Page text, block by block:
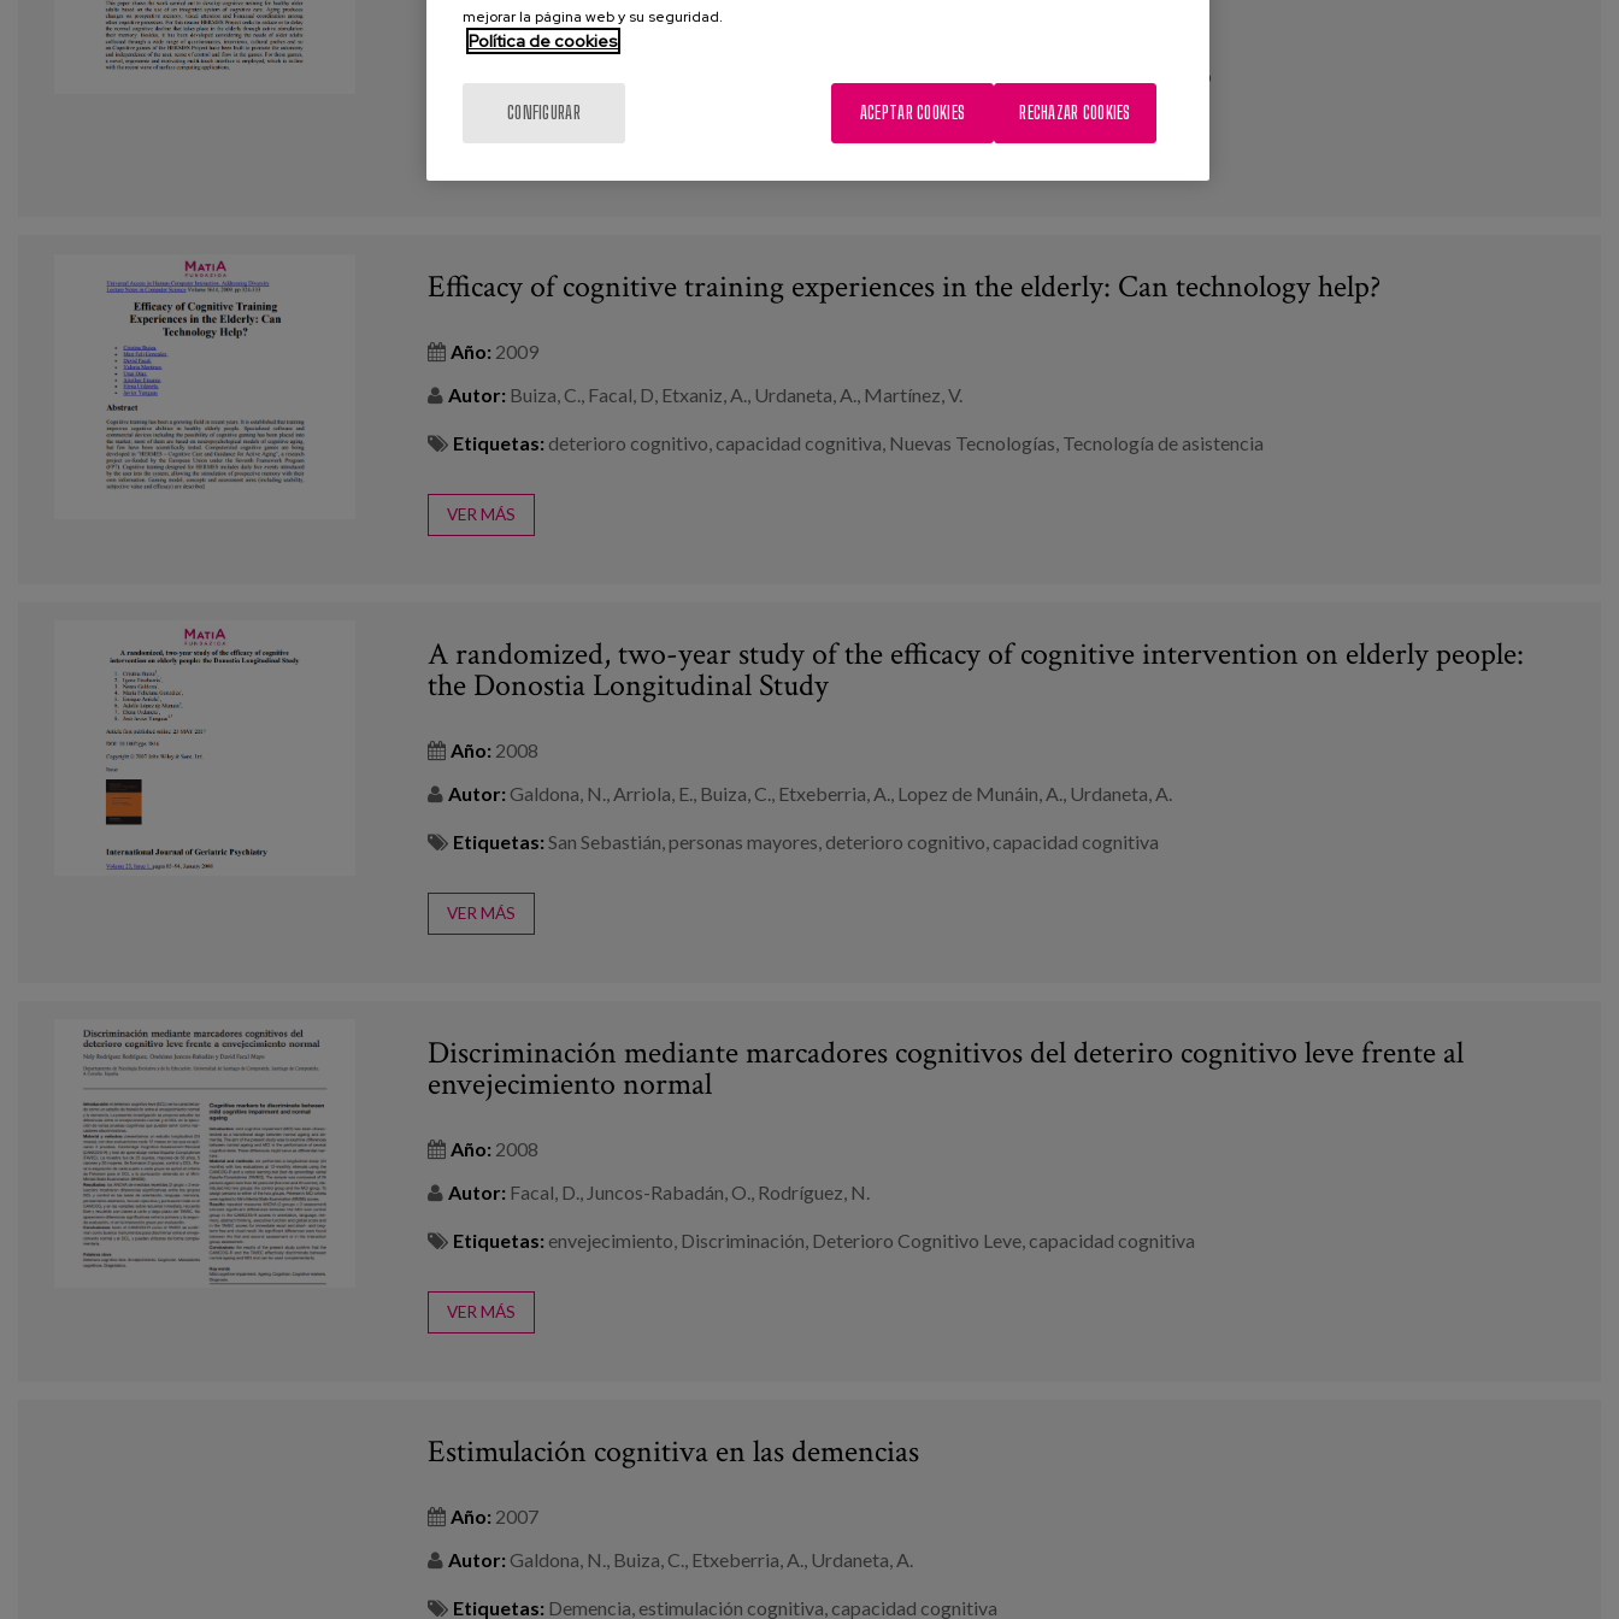
Autor:Buiza, C., Urdaneta, A., Facal D., Martínez, V., Talantzis, F., Petsatodis, T., Soldatos, J.
deterioro cognitivo
VER MÁS
Efficacy of cognitive training experiences in the elderly: Can technology help?
Año: 2009
Autor: Buiza, C., Facal, D, Etxaniz, A., Urdaneta, A., Martínez, V.
Etiquetas: deterioro cognitivo, capacidad cognitiva, Nuevas Tecnologías, Tecnología de asistencia
VER MÁS
A randomized, two-year study of the efficacy of cognitive intervention on elderly people:
the Donostia Longitudinal Study
Año: 2008
Autor: Galdona, N., Arriola, E., Buiza, C., Etxeberria, A., Lopez de Munáin, A., Urdaneta, A.
Etiquetas: San Sebastián,personas mayores, deterioro cognitivo, capacidad cognitiva
VER MÁS
Discriminación mediante marcadores cognitivos del deteriro cognitivo leve frente al
envejecimiento normal
Año: 2008
Autor: Facal, D., Juncos-Rabadán, O., Rodríguez, N.
Etiquetas: envejecimiento, Discriminación, Deterioro Cognitivo Leve, capacidad cognitiva
VER MÁS
Estimulación cognitiva en las demencias
Año: 2007
Autor: Galdona, N., Buiza, C., Etxeberria, A., Urdaneta, A.
Etiquetas: Demencia, estimulación cognitiva, capacidad cognitiva
mejorar la página web y su seguridad.
Política de cookies
CONFIGURAR RECHAZAR COOKIES
ACEPTAR COOKIES